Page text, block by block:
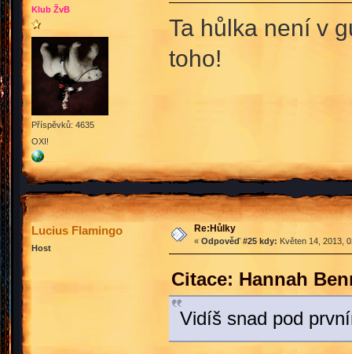
Klub ŽvB
Příspěvků: 4635
OXI!
Ta hůlka není v
toho!
Lucius Flamingo
Host
Re:Hůlky
« Odpověď #25 kdy: Květen 14, 2013,
Citace: Hannah
Vidíš snad pod